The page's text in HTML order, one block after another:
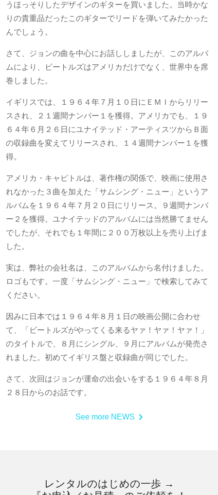
うほっそりしたデザインのギターを買いました。当時かな
りの貴重品だったこのギターでリードを弾いてみたかった
んでしょう。
さて、ジョンの曲を中心にお話ししましたが、このアルバ
ムにより、ビートルズはアメリカだけでなく、世界中を席
巻しました。
イギリスでは、１９６４年７月１０日にＥＭＩからリリー
スされ、２１週間ナンバー１を獲得。アメリカでも、１９
６４年６月２６日にユナイテッド・アーティスツからＢ面
の収録曲を変えてリリースされ、１４週間ナンバー１を獲
得。
アメリカ・キャピトルは、著作権の関係で、映画に使用さ
れなかった３曲を加えた「サムシング・ニュー」というア
ルバムを１９６４年７月２０日にリリース。９週間ナンバ
ー２を獲得。ユナイテッドのアルバムには当然勝てません
でしたが、それでも１年間に２００万枚以上を売り上げま
した。
実は、弊社の会社名は、このアルバムから名付けました。
ロゴもです。一度「サムシング・ニュー」で検索してみて
ください。
因みに日本では１９６４年８月１日の映画公開に合わせ
て、「ビートルズがやってくる来るヤァ！ヤァ！ヤァ！」
のタイトルで、８月にシングル、９月にアルバムが発売さ
れました。初めてイギリス盤と収録曲が同じでした。
さて、次回はジョンが運命の出会いをする１９６４年８月
２８日からのお話です。
See more NEWS
レンタルのはじめの一歩 →